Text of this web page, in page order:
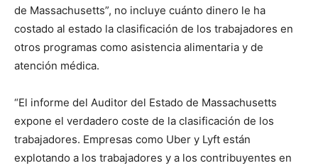
de Massachusetts”, no incluye cuánto dinero le ha
costado al estado la clasificación de los trabajadores en
otros programas como asistencia alimentaria y de
atención médica.
“El informe del Auditor del Estado de Massachusetts
expone el verdadero coste de la clasificación de los
trabajadores. Empresas como Uber y Lyft están
explotando a los trabajadores y a los contribuyentes en